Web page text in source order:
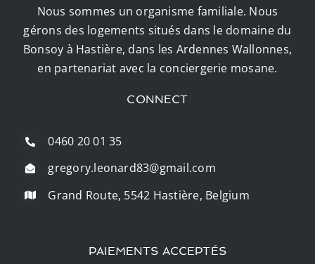
Nous sommes un organisme familiale. Nous
gérons des logements situés dans le domaine du
Bonsoy à Hastière, dans les Ardennes Wallonnes,
en partenariat avec la conciergerie mosane.
CONNECT
0460 20 01 35
gregory.leonard83@gmail.com
Grand Route, 5542 Hastière, Belgium
PAIEMENTS ACCEPTÉS